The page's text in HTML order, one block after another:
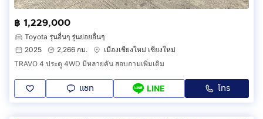
฿ 1,229,000
Toyota รุ่นอื่นๆ รุ่นย่อยอื่นๆ
2025
2,266 กม.
เมืองเชียงใหม่ เชียงใหม่
TRAVO 4 ประตู 4WD มีหลายคัน สอบถามเพิ่มเติม
แชท LINE โทร